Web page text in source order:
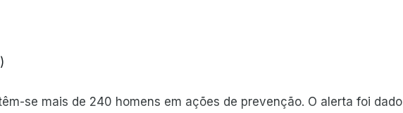
se mais de 240 homens em ações de prevenção. O alerta foi dado